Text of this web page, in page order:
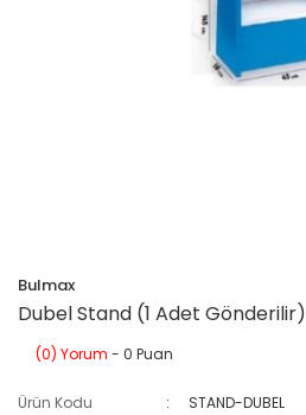
Bulmax
Dubel Stand (1 Adet Gönderilir)
(0) Yorum - 0 Puan
Ürün Kodu
STAND-DUBEL